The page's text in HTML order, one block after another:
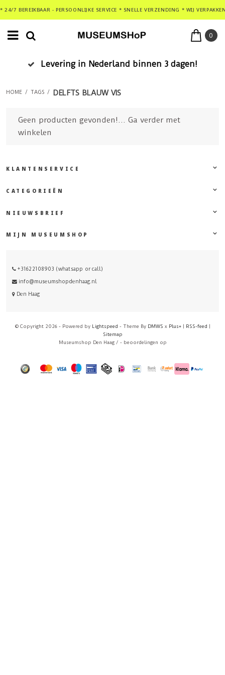
* 24/7 BEREIKBAAR - PERSOONLIJKE SERVICE * SNELLE VERZENDING * WIJ
0
Levering in Nederland binnen 3 dagen!
HOME / TAGS / DELFTS BLAUW VIS
Geen producten gevonden!... Ga verder met
winkelen
KLANTENSERVICE
CATEGORIEËN
NIEUWSBRIEF
MIJN MUSEUMSHOP
+31622108903 (whatsapp or call)
info@museumshopdenhaag.nl
Den Haag
© Copyright 2026 - Powered by Lightspeed - Theme By DMWS x Plus+| RSS-feed |
Sitemap
Museumshop Den Haag / - beoordelingen op